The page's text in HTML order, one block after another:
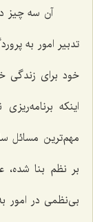
آن سه چیز
تدبیر امور به
خود برای زندگی
اینكه
مهم‌ترین مسائل
بر نظم بنا شده،
بی‌نظمی در امور